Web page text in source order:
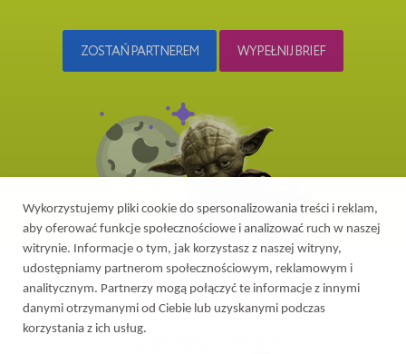
ZOSTAŃ PARTNEREM WYPEŁNIJ BRIEF
Wykorzystujemy pliki cookie do spersonalizowania treści i reklam,
aby oferować funkcje społecznościowe i analizować ruch w naszej
witrynie. Informacje o tym, jak korzystasz z naszej witryny,
udostępniamy partnerom społecznościowym, reklamowym i
analitycznym. Partnerzy mogą połączyć te informacje z innymi
danymi otrzymanymi od Ciebie lub uzyskanymi podczas
korzystania z ich usług.